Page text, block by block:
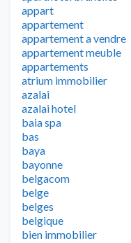
appart
appartement
appartement a vendre
appartement meuble
appartements
atrium immobilier
azalai
azalai hotel
baia spa
bas
baya
bayonne
belgacom
belge
belges
belgique
bien immobilier